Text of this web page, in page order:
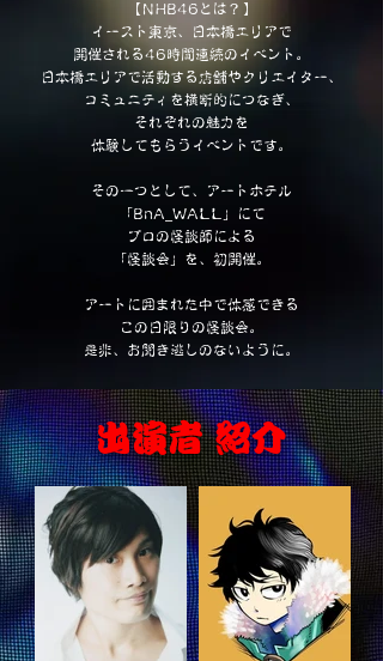
【NHB46とは？】
イースト東京、日本橋エリアで
開催される46時間連続のイベント。
日本橋エリアで活動する店舗やクリエイター、
コミュニティを横断的につなぎ、
それぞれの魅力を
体験してもらう イベントです。
その一つとして、
アートホテル
「BnA_WALL」にて
プロの怪談師による
「怪談会」を、初開催。
アートに囲まれた中で体感できる
この日限りの怪談会。
是非、お聞き逃しのないように。
​出演者 紹介